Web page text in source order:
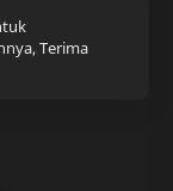
Terima